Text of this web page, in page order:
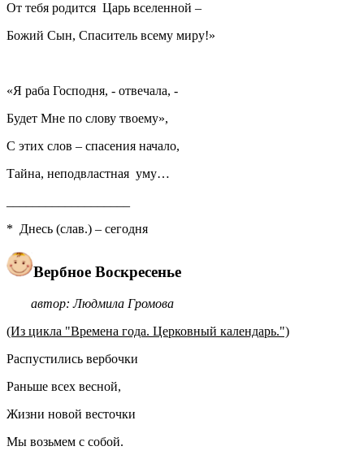
От тебя родится Царь вселенной –
Божий Сын, Спаситель всему миру!»
«Я раба Господня, - отвечала, -
Будет Мне по слову твоему»,
С этих слов – спасения начало,
Тайна, неподвластная уму…
* Днесь (слав.) – сегодня
Вербное Воскресенье
автор: Людмила Громова
(Из цикла "Времена года. Церковный календарь.")
Распустились вербочки
Раньше всех весной,
Жизни новой весточки
Мы возьмем с собой.